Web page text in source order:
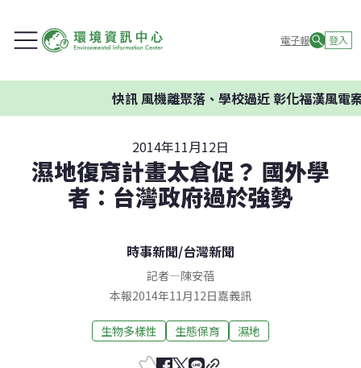
電子報 登入
快訊風機離聚落、學校過近 彰化福漢風電案環
2014年11月12日
濕地復育計畫太倉促？ 國外學
者：台灣政府過於強勢
時事新聞/台灣新聞
記者—陳安蓓
本報2014年11月12日嘉義訊
生物多樣性 生態保育 濕地